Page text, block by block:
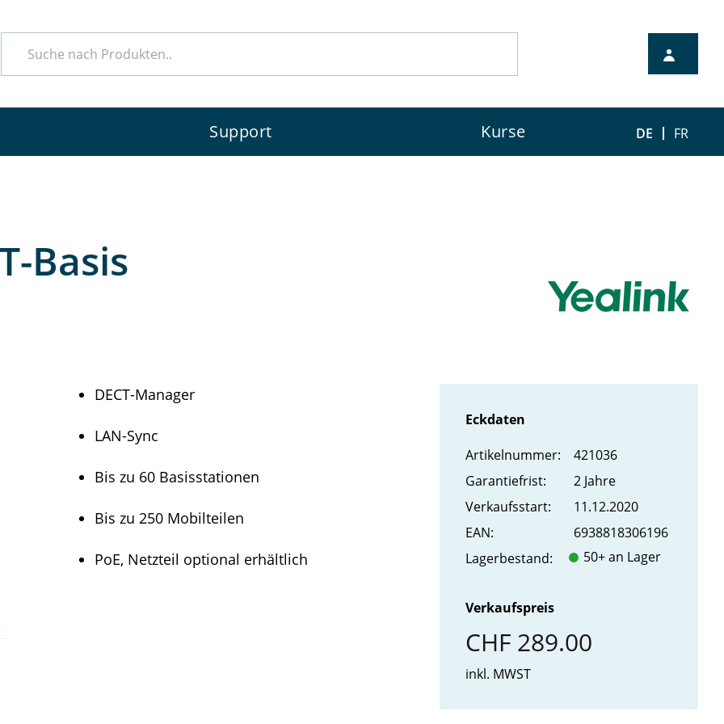
Support Kurse DE FR
Basis
DECT-Manager
LAN-Sync
Bis zu 60 Basisstationen
Bis zu 250 Mobilteilen
PoE, Netzteil optional erhältlich
Eckdaten
Artikel­nummer:
421036
Garantiefrist:
2 Jahre
Verkaufs­start:
11.12.2020
EAN:
6938818306196
Lager­bestand:
50+ an Lager
Verkaufspreis
CHF 289.00
inkl. MWST